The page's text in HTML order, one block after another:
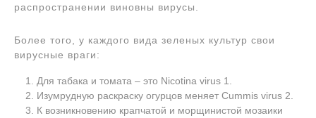
распространении виновны вирусы.
Более того, у каждого вида зеленых культур свои
вирусные враги:
Для табака и томата – это Nicotina virus 1.
Изумрудную раскраску огурцов меняет Cummis virus 2.
К возникновению крапчатой и морщинистой мозаики